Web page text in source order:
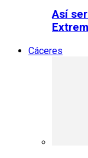
Así
Cáceres